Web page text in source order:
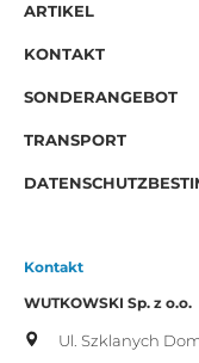
ARTIKEL
KONTAKT
SONDERANGEBOT
TRANSPORT
Kontakt
WUTKOWSKI Sp. z o.o.
Ul. Szklanych